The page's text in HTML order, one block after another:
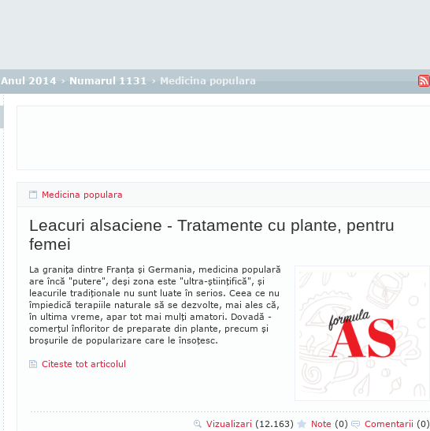
Anul 2014 › Numarul 1131 › Medicina populara
Medicina populara
Leacuri alsaciene - Tratamente cu plante, pentru
femei
La graniţa dintre Franţa şi Germania, medicina populară
are încă "putere", deşi zona este "ultra-ştiinţifică", şi
leacurile tradiţionale nu sunt luate în serios. Ceea ce nu
împiedică terapiile naturale să se dezvolte, mai ales că,
în ultima vreme, apar tot mai mulţi amatori. Dovadă -
comerţul înfloritor de preparate din plante, precum şi
broşurile de popularizare care le însoţesc.
Citeste tot articolul
Vizualizari (12.163) Note (0) Comentarii (0)